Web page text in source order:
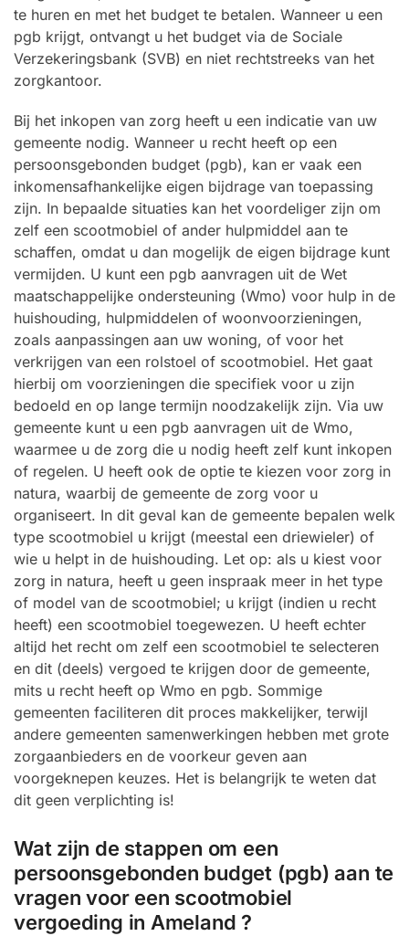
te huren en met het budget te betalen. Wanneer u een
pgb krijgt, ontvangt u het budget via de Sociale
Verzekeringsbank (SVB) en niet rechtstreeks van het
zorgkantoor.
Bij het inkopen van zorg heeft u een indicatie van uw
gemeente nodig. Wanneer u recht heeft op een
persoonsgebonden budget (pgb), kan er vaak een
inkomensafhankelijke eigen bijdrage van toepassing
zijn. In bepaalde situaties kan het voordeliger zijn om
zelf een scootmobiel of ander hulpmiddel aan te
schaffen, omdat u dan mogelijk de eigen bijdrage kunt
vermijden. U kunt een pgb aanvragen uit de Wet
maatschappelijke ondersteuning (Wmo) voor hulp in de
huishouding, hulpmiddelen of woonvoorzieningen,
zoals aanpassingen aan uw woning, of voor het
verkrijgen van een rolstoel of scootmobiel. Het gaat
hierbij om voorzieningen die specifiek voor u zijn
bedoeld en op lange termijn noodzakelijk zijn. Via uw
gemeente kunt u een pgb aanvragen uit de Wmo,
waarmee u de zorg die u nodig heeft zelf kunt inkopen
of regelen. U heeft ook de optie te kiezen voor zorg in
natura, waarbij de gemeente de zorg voor u
organiseert. In dit geval kan de gemeente bepalen welk
type scootmobiel u krijgt (meestal een driewieler) of
wie u helpt in de huishouding. Let op: als u kiest voor
zorg in natura, heeft u geen inspraak meer in het type
of model van de scootmobiel; u krijgt (indien u recht
heeft) een scootmobiel toegewezen. U heeft echter
altijd het recht om zelf een scootmobiel te selecteren
en dit (deels) vergoed te krijgen door de gemeente,
mits u recht heeft op Wmo en pgb. Sommige
gemeenten faciliteren dit proces makkelijker, terwijl
andere gemeenten samenwerkingen hebben met grote
zorgaanbieders en de voorkeur geven aan
voorgeknepen keuzes. Het is belangrijk te weten dat
dit geen verplichting is!
Wat zijn de stappen om een
persoonsgebonden budget (pgb) aan te
vragen voor een scootmobiel
vergoeding in Ameland ?